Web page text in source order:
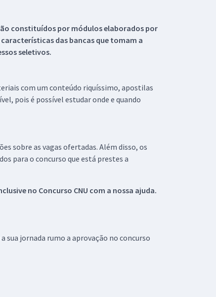
constituídos por módulos elaborados por
das bancas que tomam a
seletivos.
com um conteúdo riquíssimo, apostilas
pois é possível estudar onde e quando
sobre as vagas ofertadas. Além disso, os
para o concurso que está prestes a
no Concurso CNU com a nossa ajuda.
sua jornada rumo a aprovação no concurso